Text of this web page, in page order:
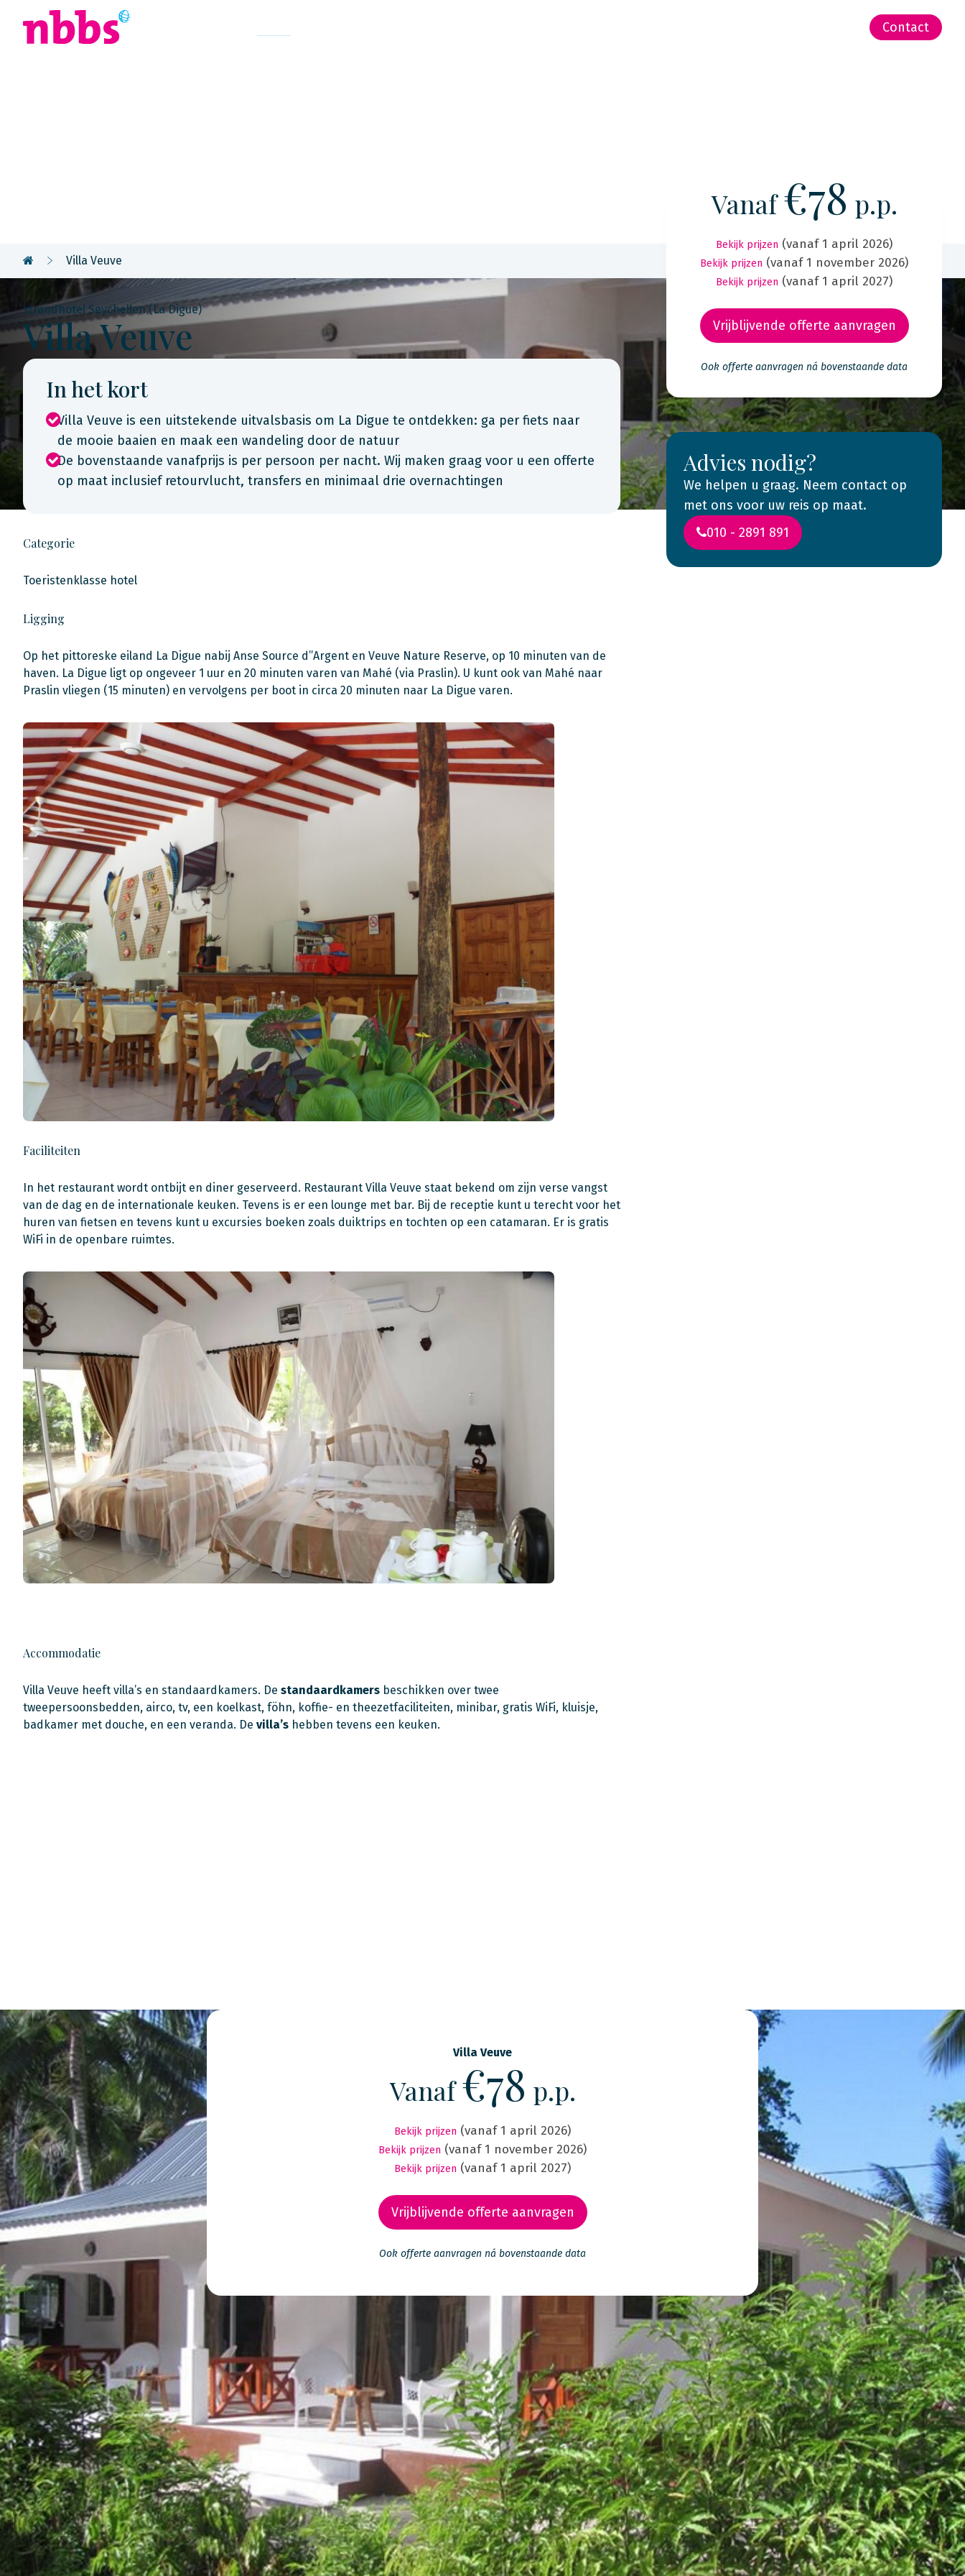
Contact
Villa Veuve
strandhotel Seychellen (La Digue)
Villa Veuve
In het kort
Villa Veuve is een uitstekende uitvalsbasis om La Digue te ontdekken: ga per fiets naar
de mooie baaien en maak een wandeling door de natuur
De bovenstaande vanafprijs is per persoon per nacht. Wij maken graag voor u een offerte
op maat inclusief retourvlucht, transfers en minimaal drie overnachtingen
Categorie
Toeristenklasse hotel
Ligging
Op het pittoreske eiland La Digue nabij Anse Source d”Argent en Veuve Nature Reserve, op 10 minuten van de
haven. La Digue ligt op ongeveer 1 uur en 20 minuten varen van Mahé (via Praslin). U kunt ook van Mahé naar
Praslin vliegen (15 minuten) en vervolgens per boot in circa 20 minuten naar La Digue varen.
Faciliteiten
In het restaurant wordt ontbijt en diner geserveerd. Restaurant Villa Veuve staat bekend om zijn verse vangst
van de dag en de internationale keuken. Tevens is er een lounge met bar. Bij de receptie kunt u terecht voor het
huren van fietsen en tevens kunt u excursies boeken zoals duiktrips en tochten op een catamaran. Er is gratis
WiFi in de openbare ruimtes.
Accommodatie
Villa Veuve heeft villa’s en standaardkamers. De standaardkamers beschikken over twee
tweepersoonsbedden, airco, tv, een koelkast, föhn, koffie- en theezetfaciliteiten, minibar, gratis WiFi, kluisje,
badkamer met douche, en een veranda. De villa’s hebben tevens een keuken.
Vanaf€78 p.p.
Bekijk prijzen (vanaf 1 april 2026)
Bekijk prijzen (vanaf 1 november 2026)
Bekijk prijzen (vanaf 1 april 2027)
Vrijblijvende offerte aanvragen
Ook offerte aanvragen ná bovenstaande data
Advies nodig?
We helpen u graag. Neem contact op
met ons voor uw reis op maat.
010 - 2891 891
Villa Veuve
Vanaf€78 p.p.
Bekijk prijzen (vanaf 1 april 2026)
Bekijk prijzen (vanaf 1 november 2026)
Bekijk prijzen (vanaf 1 april 2027)
Vrijblijvende offerte aanvragen
Ook offerte aanvragen ná bovenstaande data